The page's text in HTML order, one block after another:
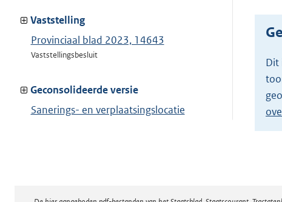
van:
Vaststelling
Provinciaal blad 2023, 14643
Vaststellingsbesluit
Geconsolideerde versie
Sanerings- en verplaatsingslocatie
Dit